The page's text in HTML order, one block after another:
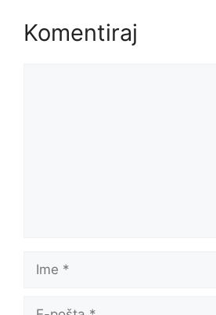
Komentiraj